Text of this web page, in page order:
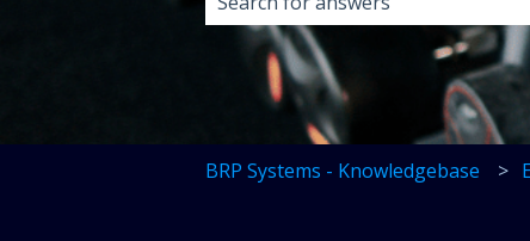
There are no suggestions
BRP Systems - Knowledgebase